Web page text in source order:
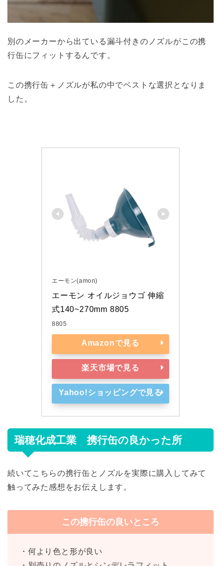
別のメーカーから出ている漏斗付きのノズルがこの携
行缶にフィットするんです。
この携行缶＋ノズルが私の中でベストな選択となりま
した。
エーモン(amon)
エーモン オイルジョウゴ 伸縮
式140~270mm 8805
8805
Amazonで見る
楽天市場で見る
Yahoo!ショッピングで見る
瑞穂化成工業 携行缶の良かった所
続いてこちらの携行缶とノズルを実際に購入してみて
触ってみた感想をお伝えします。
この携行缶の良いところ
・何より色と形が良い